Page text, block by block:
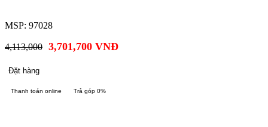
MSP: 97028
4,113,000 3,701,700 VNĐ
Đặt hàng
Thanh toán online Trả góp 0%